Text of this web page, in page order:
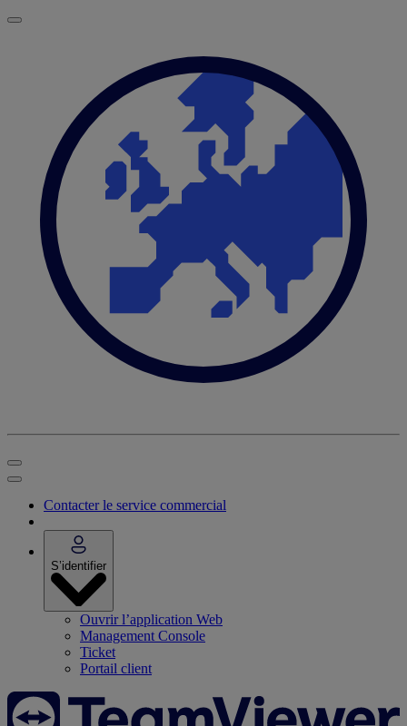
Contacter le service commercial
S’identifier
Ouvrir l’application Web
Management Console
Ticket
Portail client